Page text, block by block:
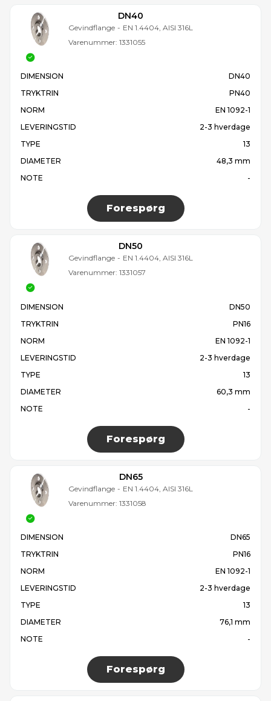
DN40
Gevindflange - EN 1.4404, AISI 316L
Varenummer: 1331055
DIMENSION
DN40
TRYKTRIN
PN40
NORM
EN 1092-1
LEVERINGSTID
2-3 hverdage
TYPE
13
DIAMETER
48,3 mm
NOTE
-
Forespørg
DN50
Gevindflange - EN 1.4404, AISI 316L
Varenummer: 1331057
DIMENSION
DN50
TRYKTRIN
PN16
NORM
EN 1092-1
LEVERINGSTID
2-3 hverdage
TYPE
13
DIAMETER
60,3 mm
NOTE
-
Forespørg
DN65
Gevindflange - EN 1.4404, AISI 316L
Varenummer: 1331058
DIMENSION
DN65
TRYKTRIN
PN16
NORM
EN 1092-1
LEVERINGSTID
2-3 hverdage
TYPE
13
DIAMETER
76,1 mm
NOTE
-
Forespørg